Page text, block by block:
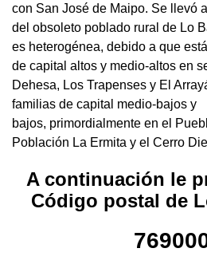
con San José de Maipo. Se llevó
del obsoleto poblado rural de Lo
es heterogénea, debido a que
de capital altos y medio-altos en
Dehesa, Los Trapenses y El
familias de capital medio-bajos y
bajos, primordialmente en el
Población La Ermita y el Cerro
A continuación le
Código postal de